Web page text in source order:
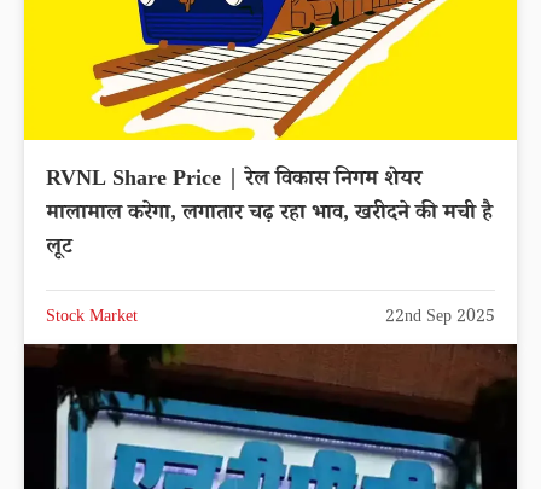
RVNL Share Price | रेल विकास निगम शेयर
मालामाल करेगा, लगातार चढ़ रहा भाव, खरीदने की मची है
लूट
Stock Market 22nd Sep 2025